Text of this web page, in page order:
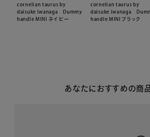
cornelian taurus by
daisuke iwanaga Dummy
handle MINI ネイビー
cornelian taurus by
daisuke iwanaga
handle MINI ブラック
あなたにおすすめの商